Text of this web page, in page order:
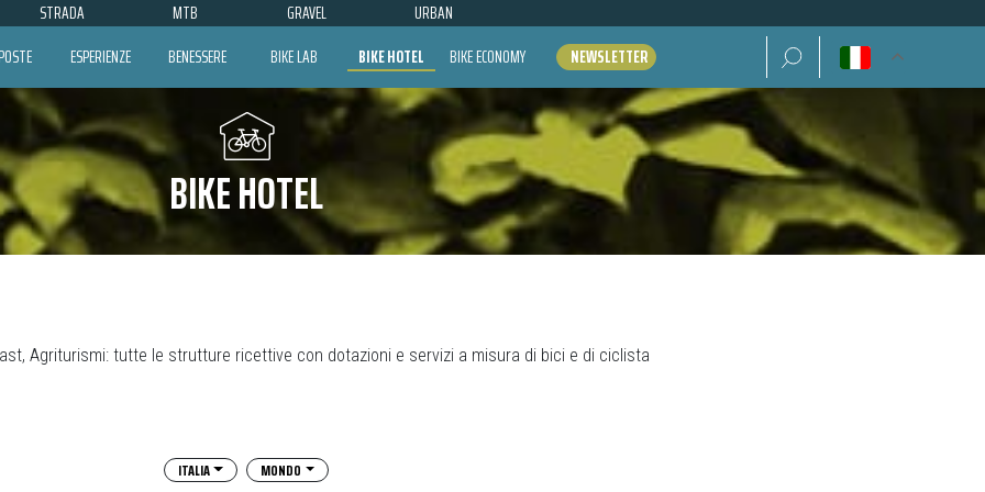
STRADA MTB GRAVEL URBAN
ESPERIENZE BENESSERE BIKE LAB BIKE HOTEL BIKE ECONOMY NEWSLETTER Ricerca per:
BIKE HOTEL
Agriturismi: tutte le strutture ricettive con dotazioni e servizi a misura di bici e di ciclista
ITALIA MONDO